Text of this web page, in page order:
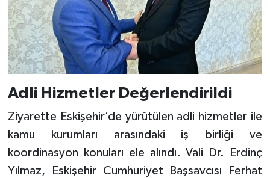
Adli Hizmetler Değerlendirildi
Ziyarette Eskişehir’de yürütülen adli hizmetler ile
kamu kurumları arasındaki iş birliği ve
koordinasyon konuları ele alındı. Vali Dr. Erdinç
Yılmaz, Eskişehir Cumhuriyet Başsavcısı Ferhat